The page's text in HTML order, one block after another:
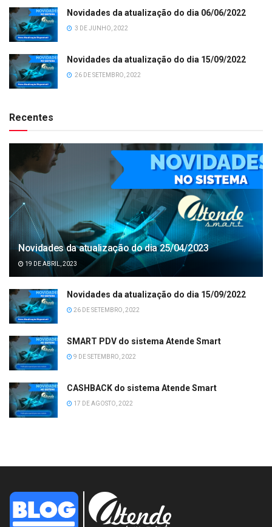
Novidades da atualização do dia 06/06/2022
3 DE JUNHO, 2022
Novidades da atualização do dia 15/09/2022
26 DE SETEMBRO, 2022
Recentes
Novidades da atualização do dia 25/04/2023
19 DE ABRIL, 2023
Novidades da atualização do dia 15/09/2022
26 DE SETEMBRO, 2022
SMART PDV do sistema Atende Smart
9 DE SETEMBRO, 2022
CASHBACK do sistema Atende Smart
17 DE AGOSTO, 2022